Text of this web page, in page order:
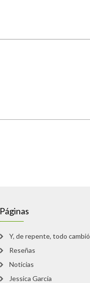
Páginas
Y, de repente, todo cambió
Reseñas
Noticias
Jessica García